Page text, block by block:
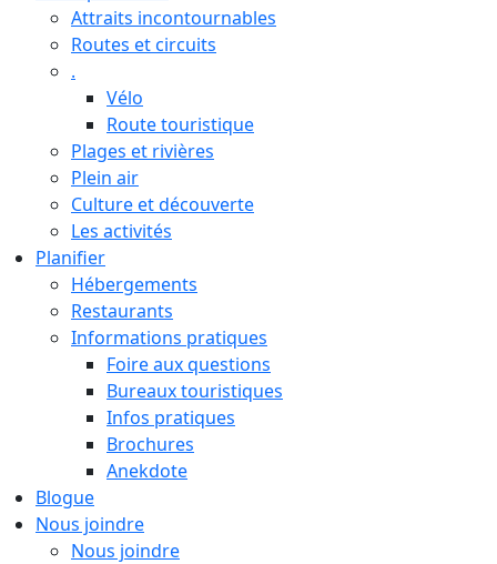
Attraits incontournables
Routes et circuits
.
Vélo
Route touristique
Plages et rivières
Plein air
Culture et découverte
Les activités
Planifier
Hébergements
Restaurants
Informations pratiques
Foire aux questions
Bureaux touristiques
Infos pratiques
Brochures
Anekdote
Blogue
Nous joindre
Nous joindre